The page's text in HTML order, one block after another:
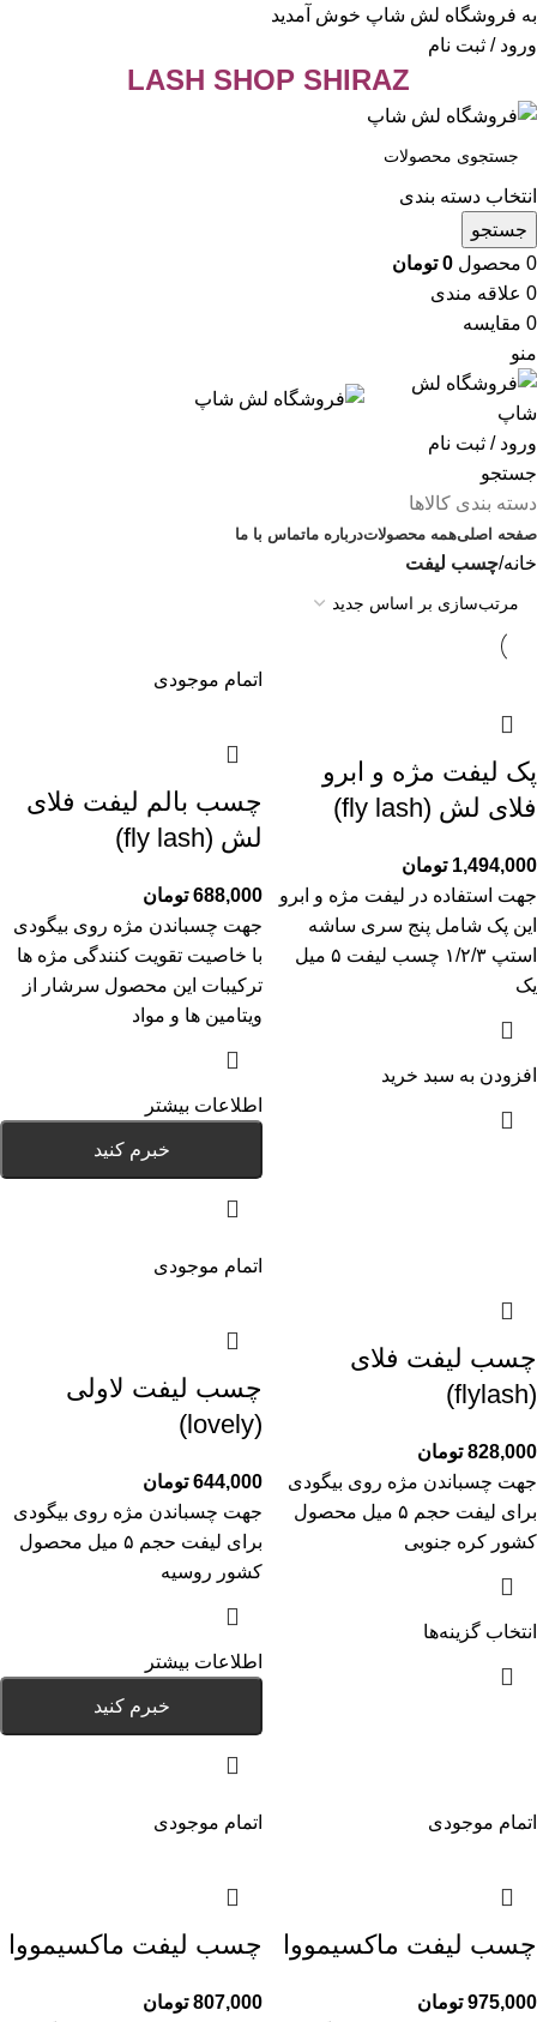
به فروشگاه لش شاپ خوش آمدید
ورود / ثبت نام
LASH SHOP SHIRAZ
انتخاب دسته بندی
جستجو
0 محصول 0 تومان
0 علاقه مندی
0 مقایسه
منو
ورود / ثبت نام
جستجو
دسته بندی کالاها
صفحه اصلیهمه محصولاتدرباره ماتماس با ما
خانه چسب لیفت
پک لیفت مژه و ابرو
فلای لش (fly lash)
1,494,000 تومان
جهت استفاده در لیفت مژه و ابرو
این پک شامل پنج سری ساشه
استپ ۱/۲/۳ چسب لیفت ۵ میل
یک
افزودن به سبد خرید
اتمام موجودی
چسب بالم لیفت فلای
لش (fly lash)
688,000 تومان
جهت چسباندن مژه روی بیگودی
با خاصیت تقویت کنندگی مژه ها
ترکیبات این محصول سرشار از
ویتامین ها و مواد
اطلاعات بیشتر
خبرم کنید
چسب لیفت فلای
(flylash)
828,000 تومان
جهت چسباندن مژه روی بیگودی
برای لیفت حجم ۵ میل محصول
کشور کره جنوبی
انتخاب گزینه‌ها
اتمام موجودی
چسب لیفت لاولی
(lovely)
644,000 تومان
جهت چسباندن مژه روی بیگودی
برای لیفت حجم ۵ میل محصول
کشور روسیه
اطلاعات بیشتر
خبرم کنید
اتمام موجودی
چسب لیفت ماکسیمووا
975,000 تومان
اتمام موجودی
چسب لیفت ماکسیمووا
807,000 تومان